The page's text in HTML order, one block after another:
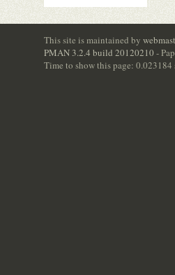
This site is maintained by
PMAN 3.2.4 build 20120210 -
Time to show this page: 0.023184